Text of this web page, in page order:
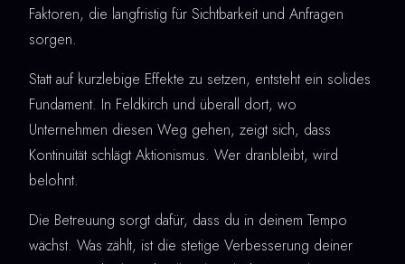
Faktoren, die langfristig für Sichtbarkeit und Anfragen
sorgen.
Statt auf kurzlebige Effekte zu setzen, entsteht ein solides
Fundament. In Feldkirch und überall dort, wo
Unternehmen diesen Weg gehen, zeigt sich, dass
Kontinuität schlägt Aktionismus. Wer dranbleibt, wird
belohnt.
Die Betreuung sorgt dafür, dass du in deinem Tempo
wächst. Was zählt, ist die stetige Verbesserung deiner